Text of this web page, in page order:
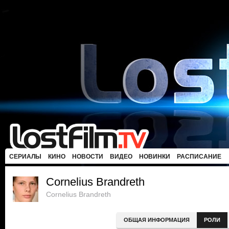
СЕРИАЛЫ КИНО НОВОСТИ ВИДЕО НОВИНКИ РАСПИСАНИЕ
Cornelius Brandreth
Cornelius Brandreth
ОБЩАЯ ИНФОРМАЦИЯ РОЛИ